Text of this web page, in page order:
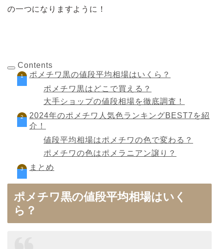
の一つになりますように！
Contents
ポメチワ黒の値段平均相場はいくら？
ポメチワ黒はどこで買える？
大手ショップの値段相場を徹底調査！
2024年のポメチワ人気色ランキングBEST7を紹
介！
値段平均相場はポメチワの色で変わる？
ポメチワの色はポメラニアン譲り？
まとめ
ポメチワ黒の値段平均相場はいく
ら？